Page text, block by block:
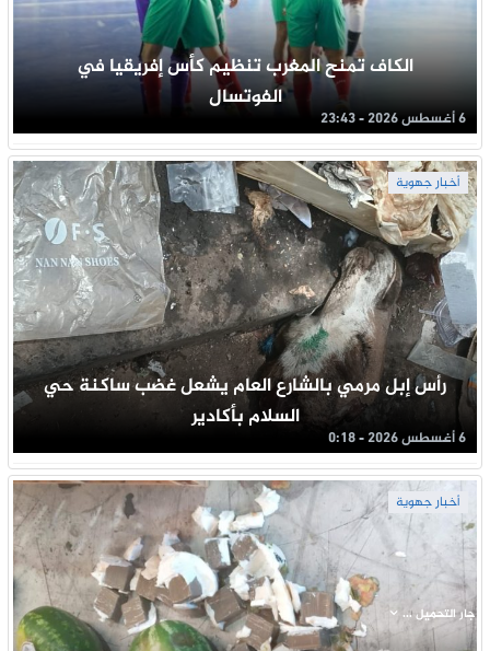
الكاف تمنح المغرب تنظيم كأس إفريقيا في
الفوتسال
6 أغسطس 2026 - 23:43
أخبار جهوية
رأس إبل مرمي بالشارع العام يشعل غضب ساكنة حي
السلام بأكادير
6 أغسطس 2026 - 0:18
أخبار جهوية
جار التحميل ...